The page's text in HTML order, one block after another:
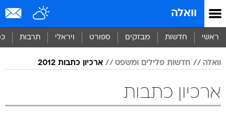
וואלה
ראשי חדשות מבזקים ספורט ויראלי תרבות
וואלה חדשות פלילים ומשפט ארכיון כתבות 2012
ארכיון כתבות